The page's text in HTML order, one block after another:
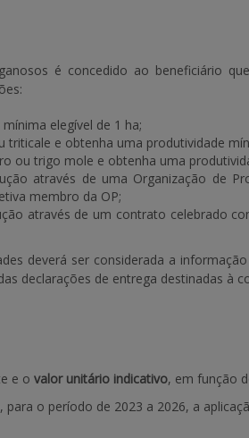
é concedido ao beneficiário
elegível de 1 ha;
triticale e obtenha uma produtividade
ou trigo mole e obtenha uma
através de uma Organização de
membro da OP;
através de um contrato celebrado
deverá ser considerada a
declarações de entrega destinadas à
e o valor unitário indicativo, em função
para o período de 2023 a 2026, a